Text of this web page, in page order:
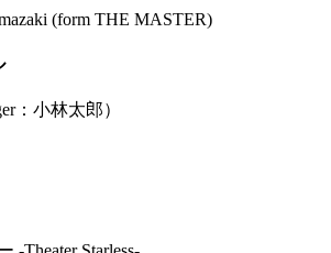
(form THE MASTER)
：小林太郎）